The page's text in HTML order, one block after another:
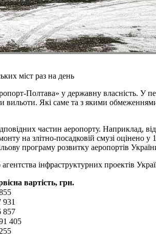
міст раз на день
Полтава» у державну власність. У
вильоти. Які саме та з якими
частин аеропорту. Наприклад,
на злітно-посадковій смузі оцінено
програму розвитку аеропортів
інфраструктурних проектів
вартість, грн.
931
857
405